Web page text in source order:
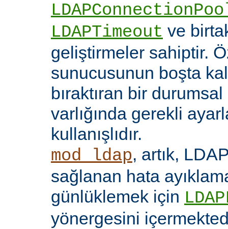
LDAPTimeout ve
geliştirmeler sahiptir.
sunucusunun boşta
bıraktıran bir
varlığında gerekli
kullanışlıdır.
mod_ldap, artık,
sağlanan hata
günlüklemek için
yönergesini